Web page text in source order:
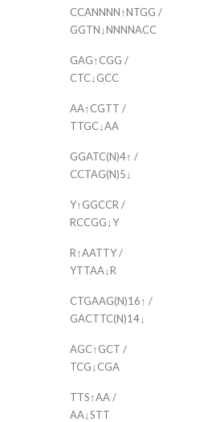
CCANNNN↑NTGG /
GGTN↓NNNNACC
GAG↑CGG /
CTC↓GCC
AA↑CGTT /
TTGC↓AA
GGATC(N)4↑ /
CCTAG(N)5↓
Y↑GGCCR /
RCCGG↓Y
R↑AATTY /
YTTAA↓R
CTGAAG(N)16↑ /
GACTTC(N)14↓
AGC↑GCT /
TCG↓CGA
TTS↑AA /
AA↓STT